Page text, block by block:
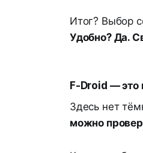
Итог? Выбор
Удобно? Да.
F-Droid — это
Здесь нет
можно